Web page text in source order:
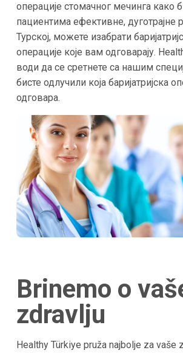
операције стомачног мечинга како
пациентима ефективне, дуготрајне
Турској, можете изабрати
операције које вам одговарају.
води да се сретнете са нашим
бисте одлучили која баријатријска
одговара.
Brinemo o
zdravlju
Healthy Türkiye pruža najbolje za vaše